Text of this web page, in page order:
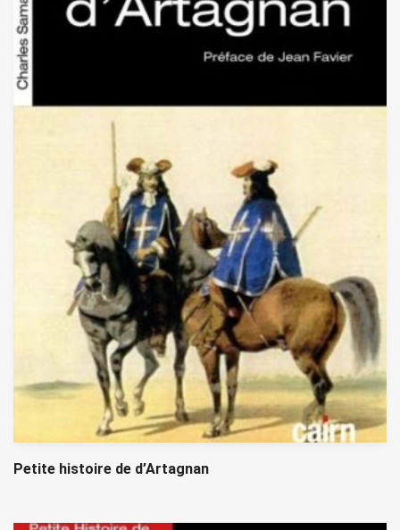
Petite histoire de d’Artagnan